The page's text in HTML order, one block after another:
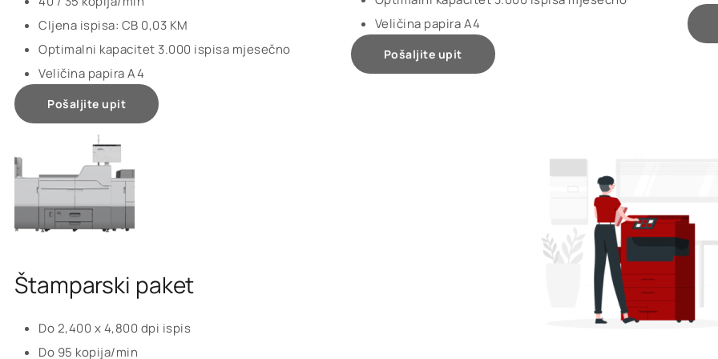
CIjena ispisa: CB 0,03 KM
Optimalni kapacitet 3.000 ispisa mjesečno
Veličina papira A4
Pošaljite upit
Veličina papira A4
Pošaljite upit
Štamparski paket
Do 2,400 x 4,800 dpi ispis
Do 95 kopija/min